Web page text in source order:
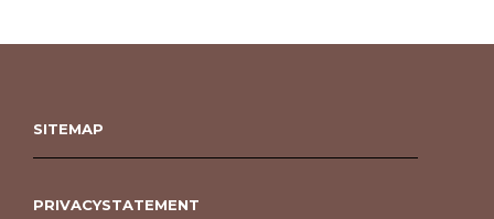
SITEMAP
PRIVACYSTATEMENT